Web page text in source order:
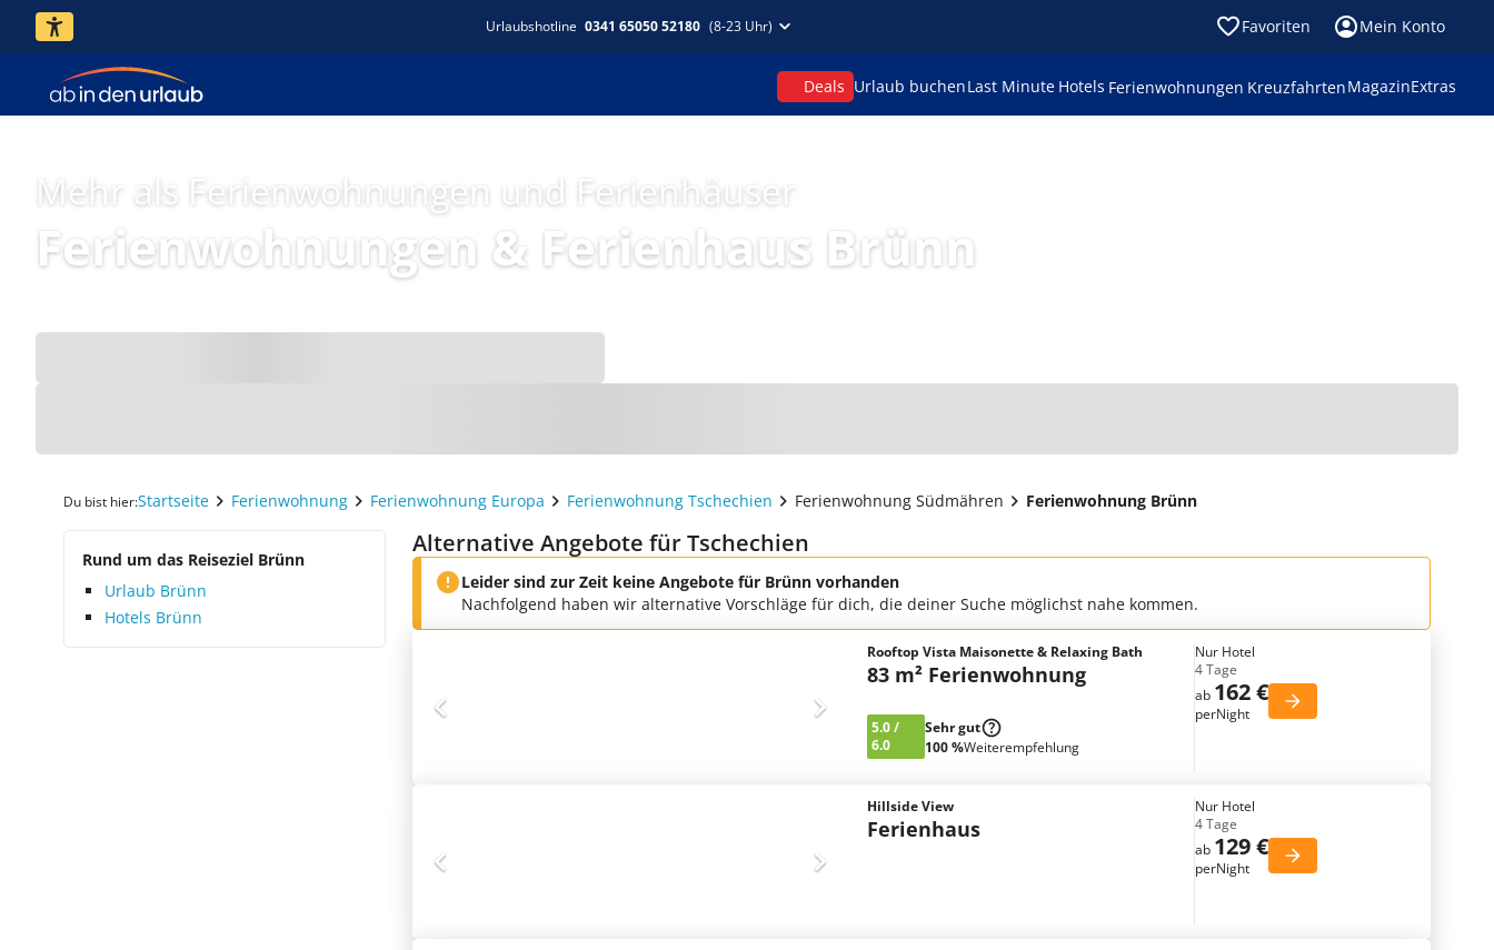
Urlaubshotline 0341 65050 52180 (8-23 Uhr) Favoriten Mein Konto
Deals Urlaub buchenLast Minute Hotels Ferienwohnungen KreuzfahrtenMagazinExtras
Mehr als Ferienwohnungen und Ferienhäuser
Ferienwohnungen & Ferienhaus Brünn
Du bist hier:Startseite Ferienwohnung Ferienwohnung Europa Ferienwohnung Tschechien Ferienwohnung Südmähren Ferienwohnung Brünn
Rund um das Reiseziel Brünn
Urlaub Brünn
Hotels Brünn
Alternative Angebote für Tschechien
Leider sind zur Zeit keine Angebote für Brünn vorhanden
Nachfolgend haben wir alternative Vorschläge für dich, die deiner Suche möglichst nahe kommen.
Rooftop Vista Maisonette & Relaxing Bath
83 m² Ferienwohnung
5.0/
6.0
Sehr gut
100 %Weiterempfehlung
Nur Hotel
4 Tage
ab 162 €
perNight
Hillside View
Ferienhaus
Nur Hotel
4 Tage
ab 129 €
perNight